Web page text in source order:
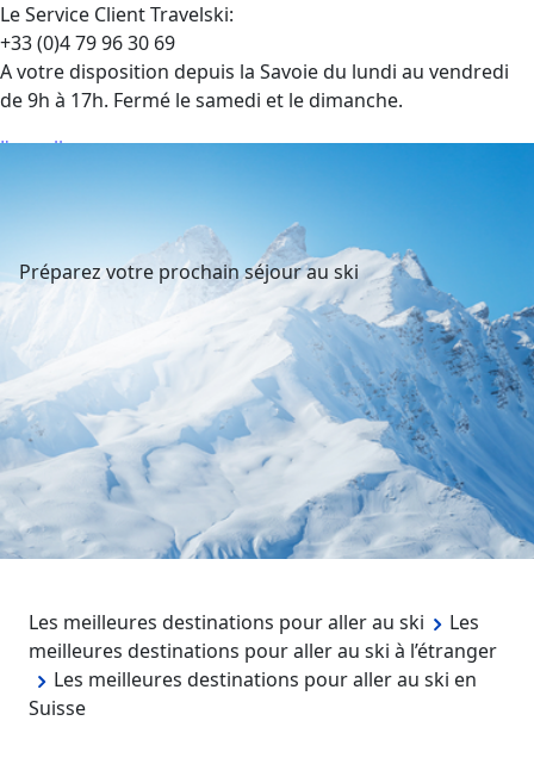
Le Service Client Travelski:
+33 (0)4 79 96 30 69
A votre disposition depuis la Savoie du lundi au vendredi
de 9h à 17h. Fermé le samedi et le dimanche.
J'appelle
Préparez votre prochain séjour au ski
Les meilleures destinations pour aller au ski
Les
meilleures destinations pour aller au ski à l’étranger
Les meilleures destinations pour aller au ski en
Suisse